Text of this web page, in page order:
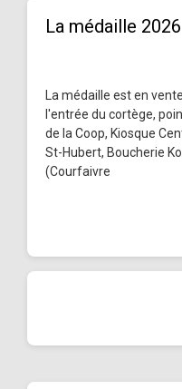
La médaille 2026
La médaille est en
l'entrée du cortège,
de la Coop, Kiosque
St-Hubert, Boucherie
(Courfaivre